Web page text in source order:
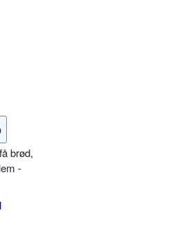
brød,
-